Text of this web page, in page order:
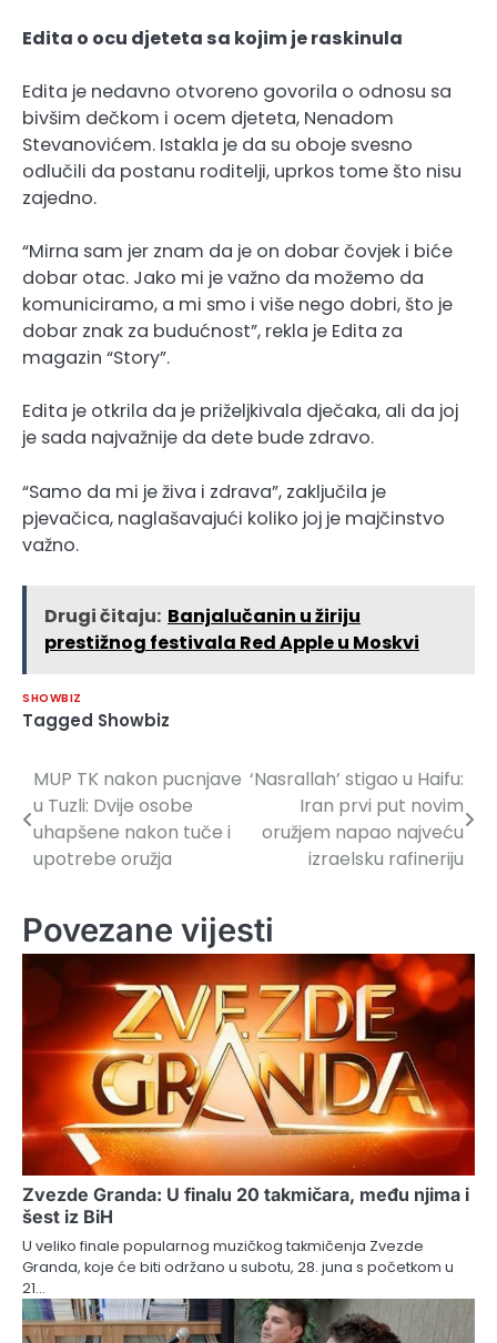
Edita o ocu djeteta sa kojim je raskinula
Edita je nedavno otvoreno govorila o odnosu sa
bivšim dečkom i ocem djeteta, Nenadom
Stevanovićem. Istakla je da su oboje svesno
odlučili da postanu roditelji, uprkos tome što nisu
zajedno.
“Mirna sam jer znam da je on dobar čovjek i biće
dobar otac. Jako mi je važno da možemo da
komuniciramo, a mi smo i više nego dobri, što je
dobar znak za budućnost”, rekla je Edita za
magazin “Story”.
Edita je otkrila da je priželjkivala dječaka, ali da joj
je sada najvažnije da dete bude zdravo.
“Samo da mi je živa i zdrava”, zaključila je
pjevačica, naglašavajući koliko joj je majčinstvo
važno.
Drugi čitaju: Banjalučanin u žiriju
prestižnog festivala Red Apple u Moskvi
SHOWBIZ
Tagged Showbiz
Navigacija
članaka
MUP TK nakon pucnjave
u Tuzli: Dvije osobe
uhapšene nakon tuče i
upotrebe oružja
‘Nasrallah’ stigao u Haifu:
Iran prvi put novim
oružjem napao najveću
izraelsku rafineriju
Povezane vijesti
Zvezde Granda: U finalu 20 takmičara, među njima i
šest iz BiH
U veliko finale popularnog muzičkog takmičenja Zvezde
Granda, koje će biti održano u subotu, 28. juna s početkom u
21…